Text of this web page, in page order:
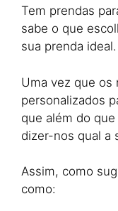
Tem prendas
sabe o que
sua prenda ideal.
Uma vez que os
personalizados
que além do
dizer-nos qual a
Assim, como
como: